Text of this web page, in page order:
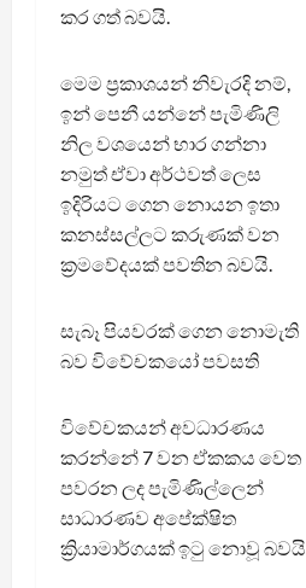
කර ගත් බවයි.
මෙම ප්‍රකාශයන් නිවැරදි නම්,
ඉන් පෙනී යන්නේ පැමිණිලි
නිල වශයෙන් භාර ගන්නා
නමුත් ඒවා අර්ථවත් ලෙස
ඉදිරියට ගෙන නොයන ඉතා
කනස්සල්ලට කරුණක් වන
ක්‍රමවේදයක් පවතින බවයි.
සැබෑ පියවරක් ගෙන නොමැති
බව විවේචකයෝ පවසති
විවේචකයන් අවධාරණය
කරන්නේ 7 වන ඒකකය වෙත
පවරන ලද පැමිණිල්ලෙන්
සාධාරණව අපේක්ෂිත
ක්‍රියාමාර්ගයක් ඉටු නොවූ බවයි.